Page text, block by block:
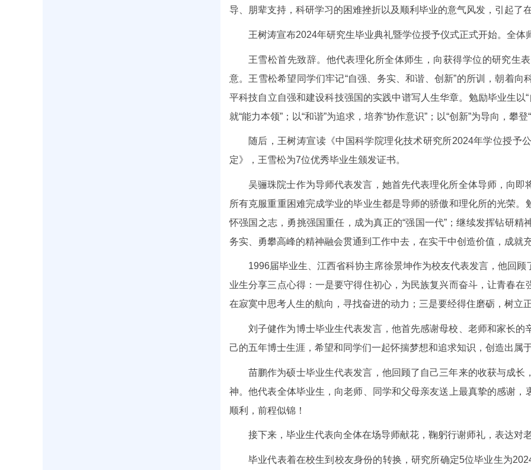
导、朋辈支持，科研学习的困难挫折以及顺利毕业的意气风发，引起了
王树涛宣布2024年研究生毕业典礼暨学位授予仪式正式开始。全体
王雪松首先致辞。他代表理化所全体师生，向获得学位的研究生
意。王雪松希望同学们牢记“自强、务实、和谐、创新”的所训，朝着
平科技自立自强和建设科技强国的实践中谱写人生华章。勉励毕业生以“
就“能力本领”；以“和谐”为追求，培养“协作意识”；以“创新”为导向，攀登
随后，王树涛宣读《中国科学院理化技术研究所2024年学位授予
定》，王雪松为7位优秀毕业生颁发证书。
吴骊珠院士作为导师代表发言，她首先代表理化所全体导师，向
所有克服重重困难完成学业的毕业生都是导师的骄傲和理化所的光荣
怀强国之志，勇挑强国重任，成为真正的“强国一代”；继续发挥钻研
务实、勇攀高峰的精神融会贯通到工作中去，在实干中创造价值，成就
1996届毕业生、江西省科协主席徐景坤作为校友代表发言，他回
业生分享三点心得：一是要守得住初心，为民族复兴而奋斗，让青春
在寂寞中思考人生的航向，寻找奋进的动力；三是要经得住磨砺，树立
刘子健作为博士毕业生代表发言，他首先感谢母校、老师和家长
己的五年博士生涯，希望和同学们一起怀揣梦想和追求知识，创造出属
苗鹏作为硕士毕业生代表发言，他回顾了自己三年来的收获与成
神。他代表全体毕业生，向老师、同学和父母亲友送上最真挚的感谢
顺利，前程似锦！
接下来，毕业生代表向全体在场导师献花，鞠躬行谢师礼，表达对
毕业代表着在校生到校友身份的转换，研究所确定5位毕业生为